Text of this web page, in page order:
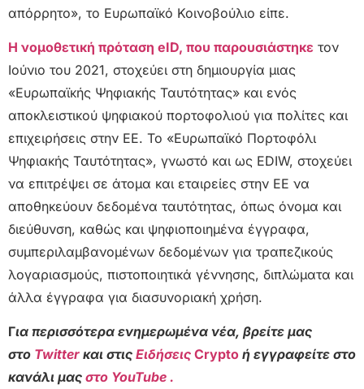
απόρρητο», το Ευρωπαϊκό Κοινοβούλιο είπε.
Η νομοθετική πρόταση eID, που παρουσιάστηκε τον
Ιούνιο του 2021, στοχεύει στη δημιουργία μιας
«Ευρωπαϊκής Ψηφιακής Ταυτότητας» και ενός
αποκλειστικού ψηφιακού πορτοφολιού για πολίτες και
επιχειρήσεις στην ΕΕ. Το «Ευρωπαϊκό Πορτοφόλι
Ψηφιακής Ταυτότητας», γνωστό και ως EDIW, στοχεύει
να επιτρέψει σε άτομα και εταιρείες στην ΕΕ να
αποθηκεύουν δεδομένα ταυτότητας, όπως όνομα και
διεύθυνση, καθώς και ψηφιοποιημένα έγγραφα,
συμπεριλαμβανομένων δεδομένων για τραπεζικούς
λογαριασμούς, πιστοποιητικά γέννησης, διπλώματα και
άλλα έγγραφα για διασυνοριακή χρήση.
Για περισσότερα ενημερωμένα νέα, βρείτε μας
στο Twitter και στις Ειδήσεις Crypto ή εγγραφείτε στο
κανάλι μας στο YouTube .